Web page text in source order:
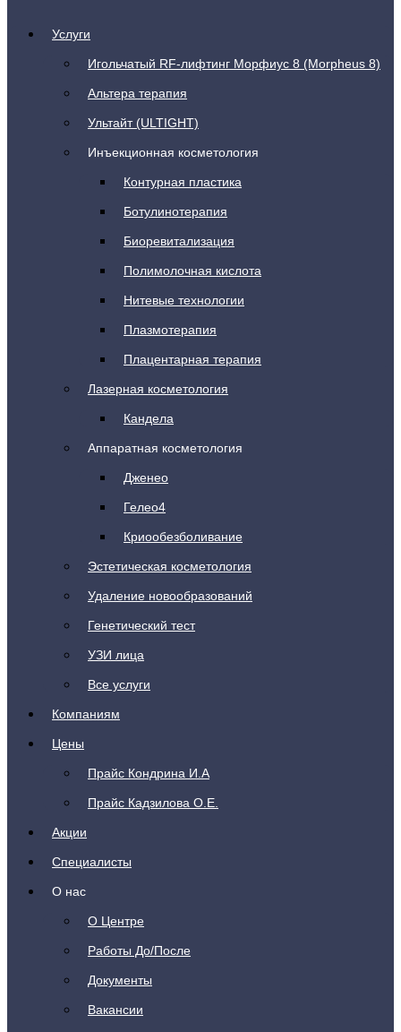
Услуги
Игольчатый RF-лифтинг Морфиус 8 (Morpheus 8)
Альтера терапия
Ультайт (ULTIGHT)
Инъекционная косметология
Контурная пластика
Ботулинотерапия
Биоревитализация
Полимолочная кислота
Нитевые технологии
Плазмотерапия
Плацентарная терапия
Лазерная косметология
Кандела
Аппаратная косметология
Дженео
Гелео4
Криообезболивание
Эстетическая косметология
Удаление новообразований
Генетический тест
УЗИ лица
Все услуги
Компаниям
Цены
Прайс Кондрина И.А
Прайс Кадзилова О.Е.
Акции
Специалисты
О нас
О Центре
Работы До/После
Документы
Вакансии